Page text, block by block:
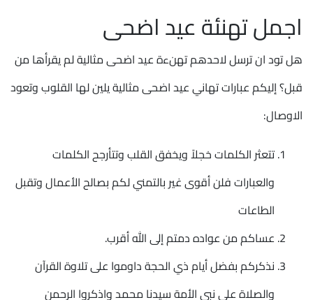
اجمل تهنئة عيد اضحى
هل تود ان ترسل لاحدهم تهنءة عيد اضحى مثالية لم يقرأها من
قبل؟ إليكم عبارات تهاني عيد اضحى مثالية يلين لها القلوب وتعود
الاوصال:
تتعثر الكلمات خجلاً ويخفق القلب وتتأرجح الكلمات
والعبارات فلن أقوى غير بالتمني لكم بصالح الأعمال وتقبل
الطاعات
عساكم من عواده دمتم إلى الله أقرب.
نذكركم بفضل أيام ذي الحجة داوموا على تلاوة القرآن
والصلاة على نبي الأمة سيدنا محمد واذكروا الرحمن